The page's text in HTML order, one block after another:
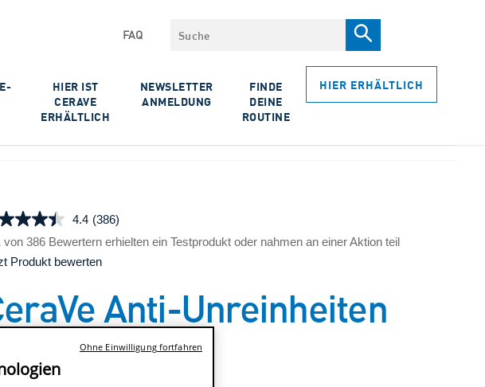
FAQ Suche
HIER IST
CERAVE
ERHÄLTLICH
NEWSLETTER
ANMELDUNG
FINDE
DEINE
ROUTINE
HIER ERHÄLTLICH
4.4 (386)
von 386 Bewertern erhielten ein Testprodukt oder nahmen an einer Aktion teil
Produkt bewerten
Anti-Unreinheiten
Ohne Einwilligung fortfahren